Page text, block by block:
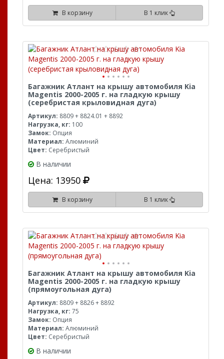
В корзину В 1 клик
Багажник Атлант на крышу автомобиля Kia
Magentis 2000-2005 г. на гладкую крышу
(серебристая крыловидная дуга)
Артикул: 8809 + 8824.01 + 8892
Нагрузка, кг: 100
Замок: Опция
Материал: Алюминий
Цвет: Серебристый
В наличии
Цена: 13950
В корзину В 1 клик
Багажник Атлант на крышу автомобиля Kia
Magentis 2000-2005 г. на гладкую крышу
(прямоугольная дуга)
Артикул: 8809 + 8826 + 8892
Нагрузка, кг: 75
Замок: Опция
Материал: Алюминий
Цвет: Серебристый
В наличии